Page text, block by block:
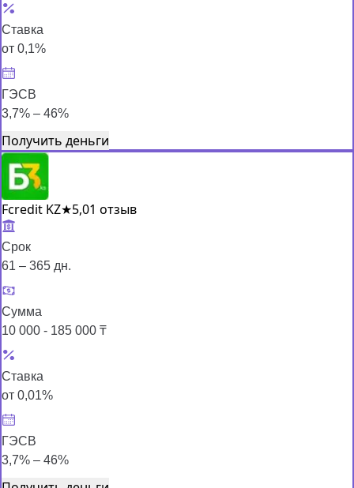
Ставка
от 0,1%
ГЭСВ
3,7% – 46%
Получить деньги
Fcredit KZ★5,01 отзыв
Срок
61 – 365 дн.
Сумма
10 000 - 185 000 ₸
Ставка
от 0,01%
ГЭСВ
3,7% – 46%